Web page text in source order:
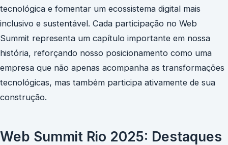
tecnológica e fomentar um ecossistema digital mais
inclusivo e sustentável. Cada participação no Web
Summit representa um capítulo importante em nossa
história, reforçando nosso posicionamento como uma
empresa que não apenas acompanha as transformações
tecnológicas, mas também participa ativamente de sua
construção.
Web Summit Rio 2025: Destaques